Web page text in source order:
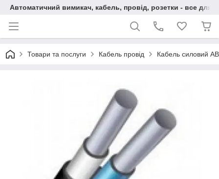
Автоматичний вимикач, кабель, провід, розетки - все для
Товари та послуги Кабель провід Кабель силовий